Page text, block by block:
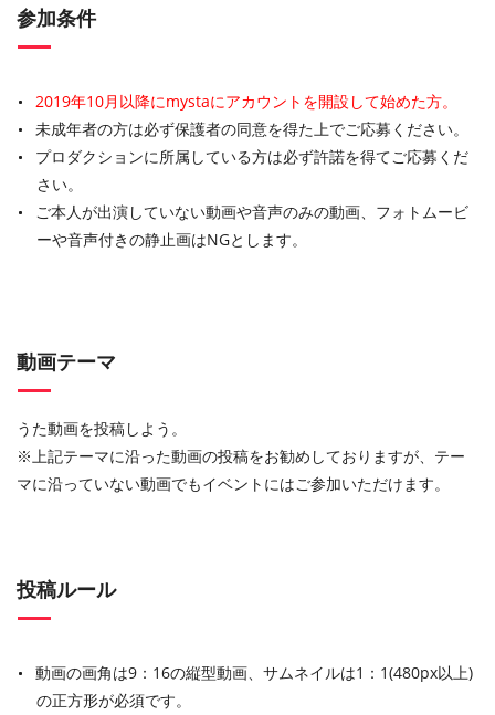
参加条件
2019年10月以降にmystaにアカウントを開設して始めた方。
未成年者の方は必ず保護者の同意を得た上でご応募ください。
プロダクションに所属している方は必ず許諾を得てご応募くだ
さい。
ご本人が出演していない動画や音声のみの動画、フォトムービ
ーや音声付きの静止画はNGとします。
動画テーマ
うた動画を投稿しよう。
※上記テーマに沿った動画の投稿をお勧めしておりますが、テー
マに沿っていない動画でもイベントにはご参加いただけます。
投稿ルール
動画の画角は9：16の縦型動画、サムネイルは1：1(480px以上)
の正方形が必須です。